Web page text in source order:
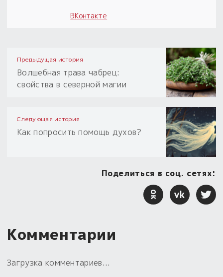
ВКонтакте
Предыдущая история
Волшебная трава чабрец:
свойства в северной магии
Следующая история
Как попросить помощь духов?
Поделиться в соц. сетях:
Комментарии
Загрузка комментариев...